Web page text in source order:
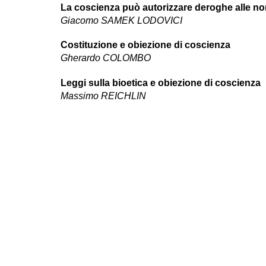
La coscienza può autorizzare deroghe alle
Giacomo SAMEK LODOVICI
Costituzione e obiezione di coscienza
Gherardo COLOMBO
Leggi sulla bioetica e obiezione di coscienza
Massimo REICHLIN